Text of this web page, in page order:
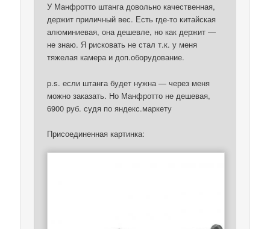
У Манфротто штанга довольно качественная,
держит приличный вес. Есть где-то китайская
алюминиевая, она дешевле, но как держит —
не знаю. Я рисковать не стал т.к. у меня
тяжелая камера и доп.оборудование.
p.s. если штанга будет нужна — через меня
можно заказать. Но Манфротто не дешевая,
6900 руб. судя по яндекс.маркету
Присоединенная картинка: